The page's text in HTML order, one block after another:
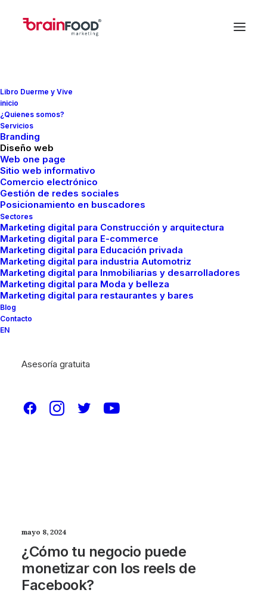
Libro Duerme y Vive
inicio
¿Quienes somos?
Servicios
Branding
Diseño web
Web one page
Sitio web informativo
Comercio electrónico
Gestión de redes sociales
Posicionamiento en buscadores
Sectores
Marketing digital para Construcción y arquitectura
Marketing digital para E-commerce
Marketing digital para Educación privada
Marketing digital para industria Automotriz
Marketing digital para Inmobiliarias y desarrolladores
Marketing digital para Moda y belleza
Marketing digital para restaurantes y bares
Blog
Contacto
EN
Asesoría gratuita
FMCreador
mayo 8, 2024
mayo 8, 2024
¿Cómo tu negocio puede
monetizar con los reels de
Facebook?